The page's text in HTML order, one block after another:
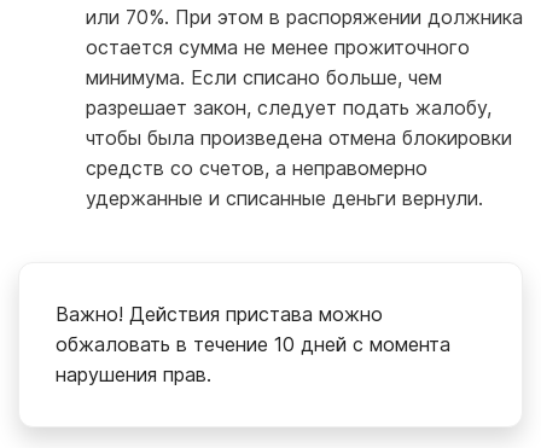
или 70%. При этом в распоряжении должника
остается сумма не менее прожиточного
минимума. Если списано больше, чем
разрешает закон, следует подать жалобу,
чтобы была произведена отмена блокировки
средств со счетов, а неправомерно
удержанные и списанные деньги вернули.
Важно! Действия пристава можно
обжаловать в течение 10 дней с момента
нарушения прав.